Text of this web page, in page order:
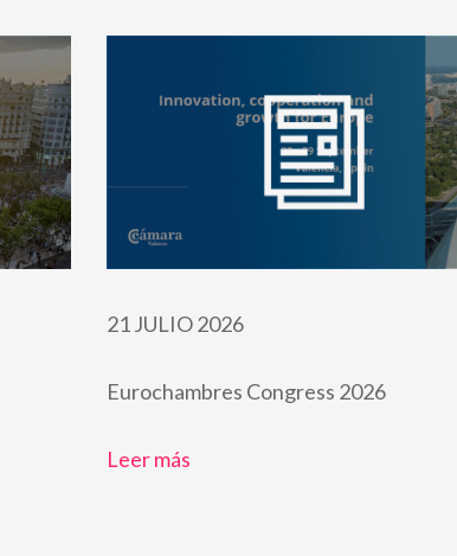
21 JULIO 2026
Eurochambres Congress 2026
Leer más